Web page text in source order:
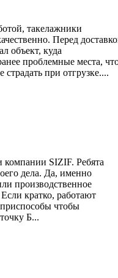
такелажники
Перед
объект, куда
проблемные места,
страдать при отгрузке....
компании SIZIF. Ребята
дела. Да, именно
кратко, работают
чтобы
Б...